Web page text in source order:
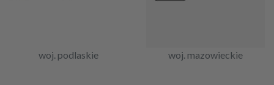
woj. podlaskie woj. mazowieckie